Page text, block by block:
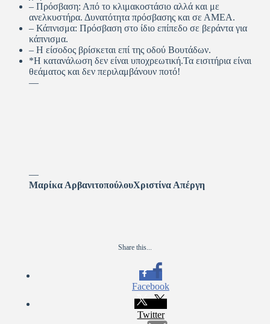
– Πρόσβαση: Από το κλιμακοστάσιο αλλά και με
ανελκυστήρα. Δυνατότητα πρόσβασης και σε ΑΜΕΑ.
– Κάπνισμα: Πρόσβαση στο ίδιο επίπεδο σε βεράντα για
κάπνισμα.
– Η είσοδος βρίσκεται επί της οδού Βουτάδων.
*H κατανάλωση δεν είναι υποχρεωτική.Τα εισιτήρια είναι
θεάματος και δεν περιλαμβάνουν ποτό!
—
—
Μαρίκα ΑρβανιτοπούλουΧριστίνα Απέργη
Share this...
Facebook
Twitter